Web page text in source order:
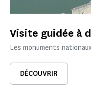
Visite guidée à
Les monuments
DÉCOUVRIR